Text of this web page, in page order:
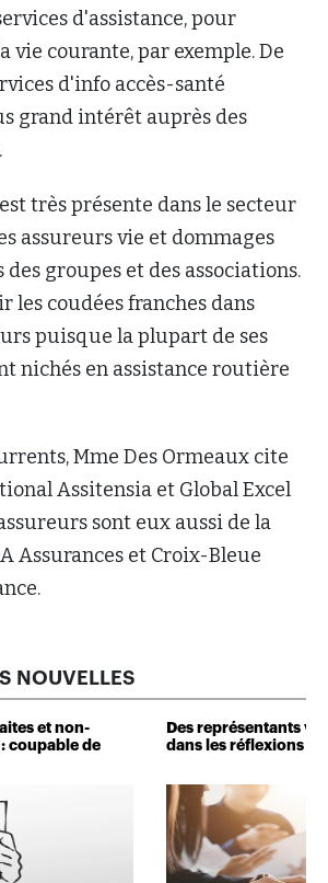
d'assistance, pour
vie courante, par exemple. De
d'info accès-santé
grand intérêt auprès des
très présente dans le secteur
assureurs vie et dommages
groupes et des associations.
les coudées franches dans
puisque la plupart de ses
nichés en assistance routière
Mme Des Ormeaux cite
Assitensia et Global Excel
sont eux aussi de la
Assurances et Croix-Bleue
NOUVELLES
et non-
coupable de
Des représentants
dans les réflexions de